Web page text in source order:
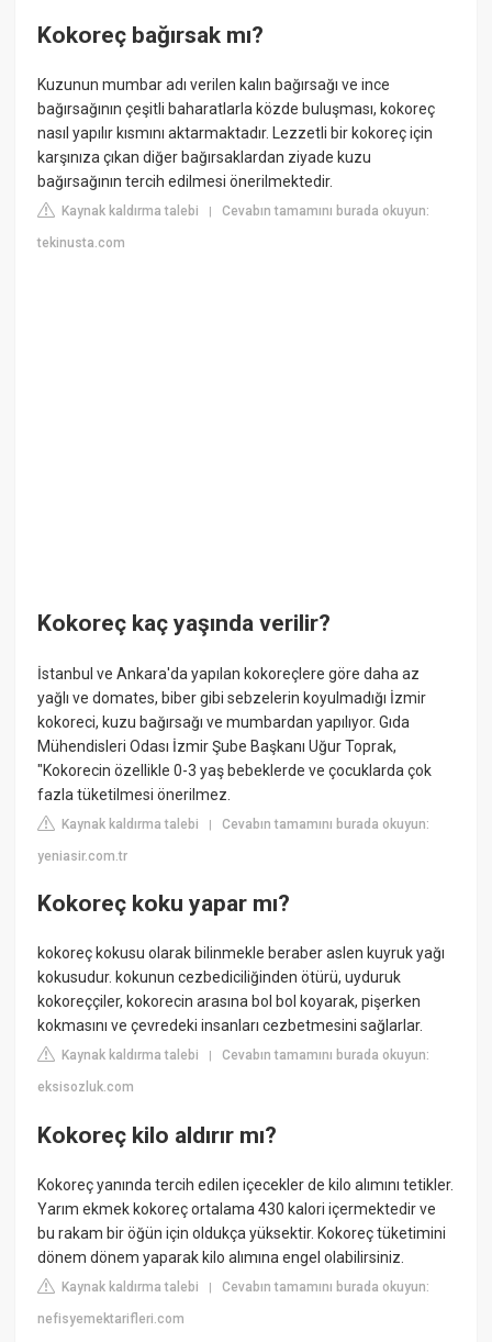
Kokoreç bağırsak mı?
Kuzunun mumbar adı verilen kalın bağırsağı ve ince
bağırsağının çeşitli baharatlarla közde buluşması, kokoreç
nasıl yapılır kısmını aktarmaktadır. Lezzetli bir kokoreç için
karşınıza çıkan diğer bağırsaklardan ziyade kuzu
bağırsağının tercih edilmesi önerilmektedir.
Kaynak kaldırma talebi |Cevabın tamamını burada okuyun:
tekinusta.com
Kokoreç kaç yaşında verilir?
İstanbul ve Ankara'da yapılan kokoreçlere göre daha az
yağlı ve domates, biber gibi sebzelerin koyulmadığı İzmir
kokoreci, kuzu bağırsağı ve mumbardan yapılıyor. Gıda
Mühendisleri Odası İzmir Şube Başkanı Uğur Toprak,
"Kokorecin özellikle 0-3 yaş bebeklerde ve çocuklarda çok
fazla tüketilmesi önerilmez.
Kaynak kaldırma talebi |Cevabın tamamını burada okuyun:
yeniasir.com.tr
Kokoreç koku yapar mı?
kokoreç kokusu olarak bilinmekle beraber aslen kuyruk yağı
kokusudur. kokunun cezbediciliğinden ötürü, uyduruk
kokoreççiler, kokorecin arasına bol bol koyarak, pişerken
kokmasını ve çevredeki insanları cezbetmesini sağlarlar.
Kaynak kaldırma talebi |Cevabın tamamını burada okuyun:
eksisozluk.com
Kokoreç kilo aldırır mı?
Kokoreç yanında tercih edilen içecekler de kilo alımını tetikler.
Yarım ekmek kokoreç ortalama 430 kalori içermektedir ve
bu rakam bir öğün için oldukça yüksektir. Kokoreç tüketimini
dönem dönem yaparak kilo alımına engel olabilirsiniz.
Kaynak kaldırma talebi |Cevabın tamamını burada okuyun:
nefisyemektarifleri.com